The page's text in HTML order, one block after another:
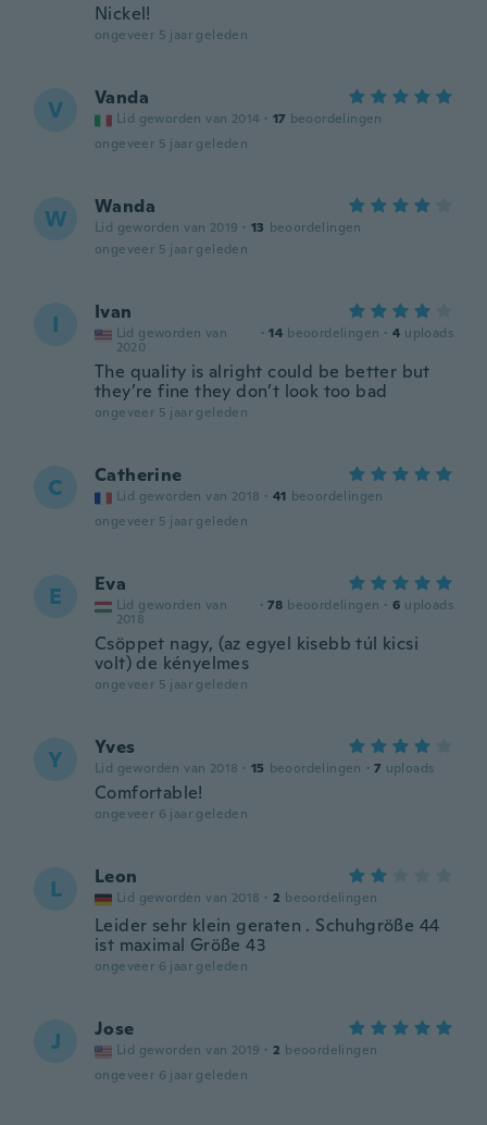
Nickel!
ongeveer 5 jaar geleden
V Vanda
Lid geworden van 2014 · 17 beoordelingen
ongeveer 5 jaar geleden
W Wanda
Lid geworden van 2019 · 13 beoordelingen
ongeveer 5 jaar geleden
I Ivan
Lid geworden van
2020
· 14 beoordelingen · 4 uploads
The quality is alright could be better but
they’re fine they don’t look too bad
ongeveer 5 jaar geleden
C Catherine
Lid geworden van 2018 · 41 beoordelingen
ongeveer 5 jaar geleden
E Eva
Lid geworden van
2018
· 78 beoordelingen · 6 uploads
Csöppet nagy, (az egyel kisebb túl kicsi
volt) de kényelmes
ongeveer 5 jaar geleden
Y Yves
Lid geworden van 2018 · 15 beoordelingen · 7 uploads
Comfortable!
ongeveer 6 jaar geleden
L Leon
Lid geworden van 2018 · 2 beoordelingen
Leider sehr klein geraten . Schuhgröße 44
ist maximal Größe 43
ongeveer 6 jaar geleden
J Jose
Lid geworden van 2019 · 2 beoordelingen
ongeveer 6 jaar geleden